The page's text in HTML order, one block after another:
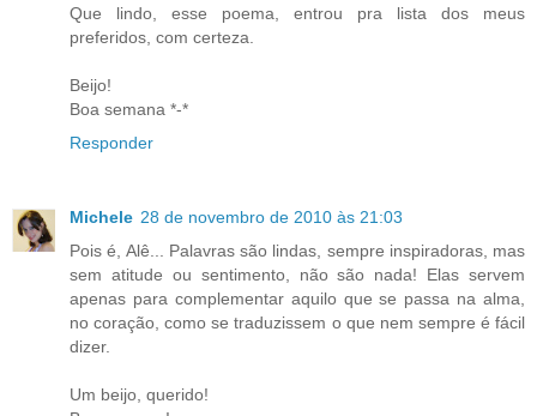
Que lindo, esse poema, entrou pra lista dos meus
preferidos, com certeza.
Beijo!
Boa semana *-*
Responder
Michele 28 de novembro de 2010 às 21:03
Pois é, Alê... Palavras são lindas, sempre inspiradoras, mas
sem atitude ou sentimento, não são nada! Elas servem
apenas para complementar aquilo que se passa na alma,
no coração, como se traduzissem o que nem sempre é fácil
dizer.
Um beijo, querido!